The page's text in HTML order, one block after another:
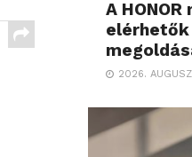
A
elérhetők
2026.